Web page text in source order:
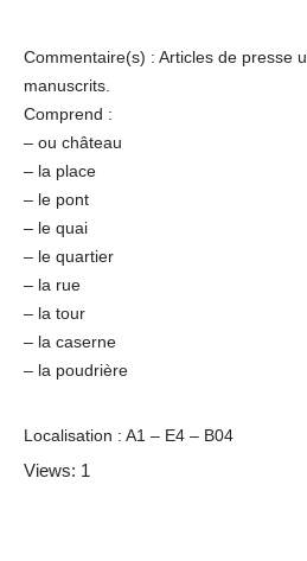
Commentaire(s) : Articles de presse
manuscrits.
Comprend :
– ou château
– la place
– le pont
– le quai
– le quartier
– la rue
– la tour
– la caserne
– la poudrière
Localisation : A1 – E4 – B04
Views: 1